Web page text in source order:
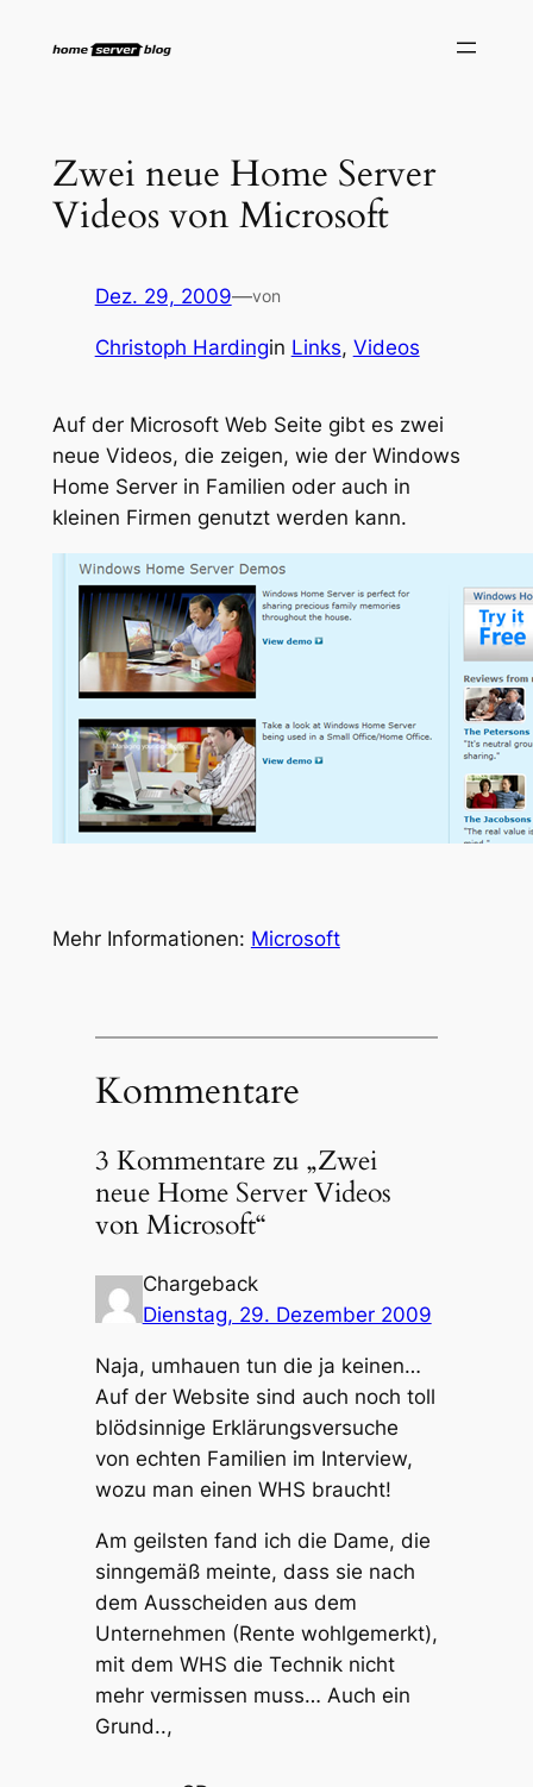
Inhalt
Zwei neue Home Server
Videos von Microsoft
Dez. 29, 2009—von
Christoph Hardingin Links, Videos
Auf der Microsoft Web Seite gibt es zwei
neue Videos, die zeigen, wie der Windows
Home Server in Familien oder auch in
kleinen Firmen genutzt werden kann.
Mehr Informationen: Microsoft
Kommentare
3 Kommentare zu „Zwei
neue Home Server Videos
von Microsoft“
Chargeback
Dienstag, 29. Dezember 2009
Naja, umhauen tun die ja keinen…
Auf der Website sind auch noch toll
blödsinnige Erklärungsversuche
von echten Familien im Interview,
wozu man einen WHS braucht!
Am geilsten fand ich die Dame, die
sinngemäß meinte, dass sie nach
dem Ausscheiden aus dem
Unternehmen (Rente wohlgemerkt),
mit dem WHS die Technik nicht
mehr vermissen muss… Auch ein
Grund..,